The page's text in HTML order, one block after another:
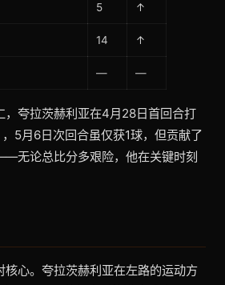
5 ↑
14 ↑
— —
，夸拉茨赫利亚在4月28日首回合打
5月6日次回合虽仅获1球，但贡献了
无论总比分多艰险，他在关键时刻
核心。夸拉茨赫利亚在左路的运动方